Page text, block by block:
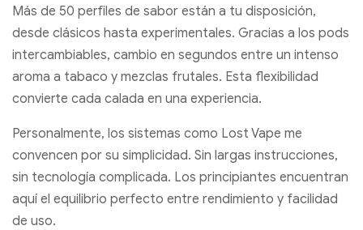
Más de 50 perfiles de sabor están a tu disposición,
desde clásicos hasta experimentales. Gracias a los pods
intercambiables, cambio en segundos entre un intenso
aroma a tabaco y mezclas frutales. Esta flexibilidad
convierte cada calada en una experiencia.
Personalmente, los sistemas como Lost Vape me
convencen por su simplicidad. Sin largas instrucciones,
sin tecnología complicada. Los principiantes encuentran
aquí el equilibrio perfecto entre rendimiento y facilidad
de uso.